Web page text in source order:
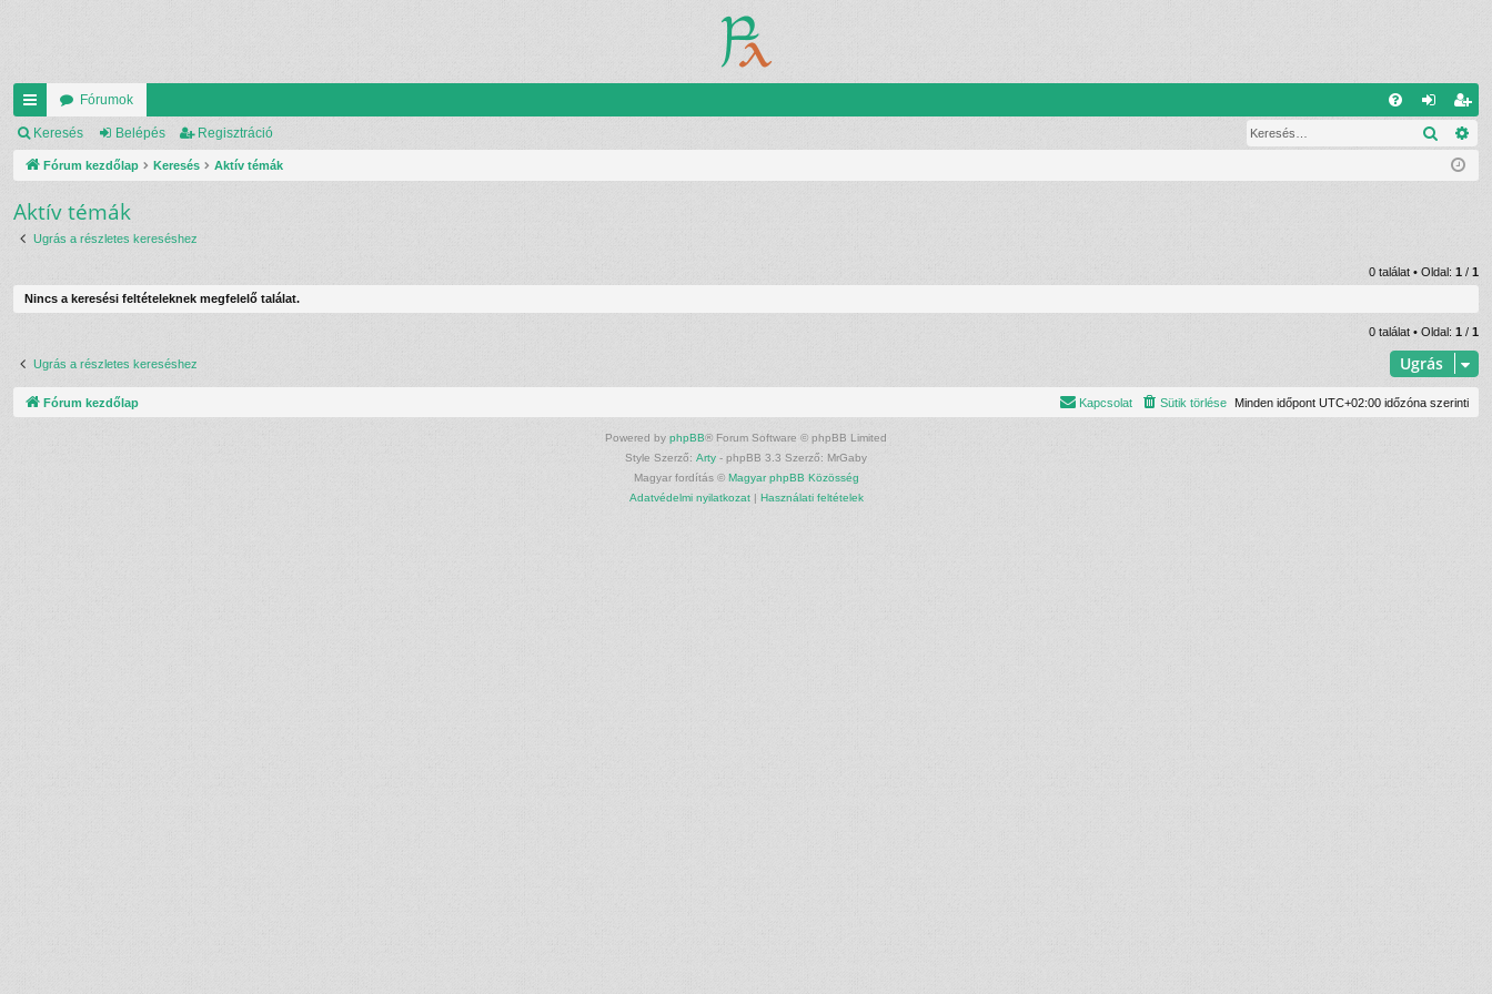
yo
rs
lin
ke
Fórumok
el eg
is
ió
Keresés Belépés Regisztráció
Fórum kezdőlap Keresés Aktív témák
Aktív témák
Ugrás a részletes kereséshez
0 találat • Oldal: 1 / 1
Nincs a keresési feltételeknek megfelelő találat.
0 találat • Oldal: 1 / 1
Ugrás a részletes kereséshez Ugrás
Fórum kezdőlap Minden időpont UTC+02:00 időzóna szerinti
Sütik törlése
Kapcsolat
Powered by phpBB® Forum Software © phpBB Limited
Style Szerző: Arty - phpBB 3.3 Szerző: MrGaby
Magyar fordítás © Magyar phpBB Közösség
Adatvédelmi nyilatkozat| Használati feltételek